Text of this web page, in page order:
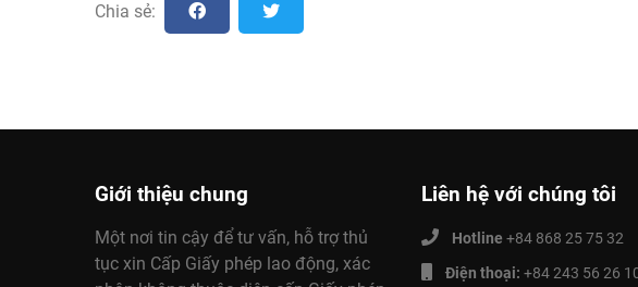
Chia sẻ:
Giới thiệu chung
Một nơi tin cậy để tư vấn, hỗ trợ thủ
tục xin Cấp Giấy phép lao động, xác
Liên hệ với chúng tôi
Hotline +84 868 25 75 32
Điện thoại: +84 243 56 26